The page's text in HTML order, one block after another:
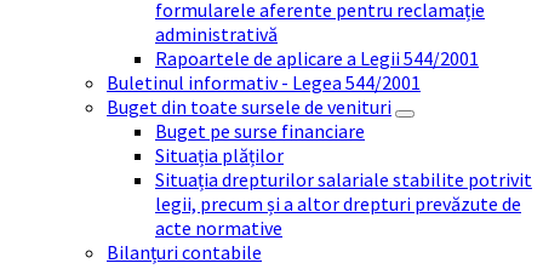
formularele aferente pentru reclamație
administrativă
Rapoartele de aplicare a Legii 544/2001
Buletinul informativ - Legea 544/2001
Buget din toate sursele de venituri
Buget pe surse financiare
Situația plăților
Situația drepturilor salariale stabilite potrivit
legii, precum și a altor drepturi prevăzute de
acte normative
Bilanțuri contabile